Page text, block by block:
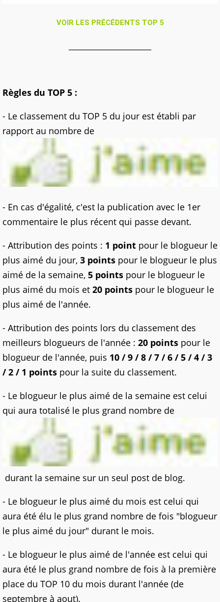
VOIR LES PRÉCÉDENTS TOP 5
Règles du TOP 5 :
- Le classement du TOP 5 du jour est établi par
rapport au nombre de
- En cas d'égalité, c'est la publication avec le 1er
commentaire le plus récent qui passe devant.
- Attribution des points : 1 point pour le blogueur le
plus aimé du jour, 3 points pour le blogueur le plus
aimé de la semaine, 5 points pour le blogueur le
plus aimé du mois et 20 points pour le blogueur le
plus aimé de l'année.
- Attribution des points lors du classement des
meilleurs blogueurs de l'année : 20 points pour le
blogueur de l'année, puis 10 / 9 / 8 / 7 / 6 / 5 / 4 / 3
/ 2 / 1 points pour la suite du classement.
- Le blogueur le plus aimé de la semaine est celui
qui aura totalisé le plus grand nombre de
durant la semaine sur un seul post de blog.
- Le blogueur le plus aimé du mois est celui qui
aura été élu le plus grand nombre de fois "blogueur
le plus aimé du jour" durant le mois.
- Le blogueur le plus aimé de l'année est celui qui
aura été le plus grand nombre de fois à la première
place du TOP 10 du mois durant l'année (de
septembre à aout).